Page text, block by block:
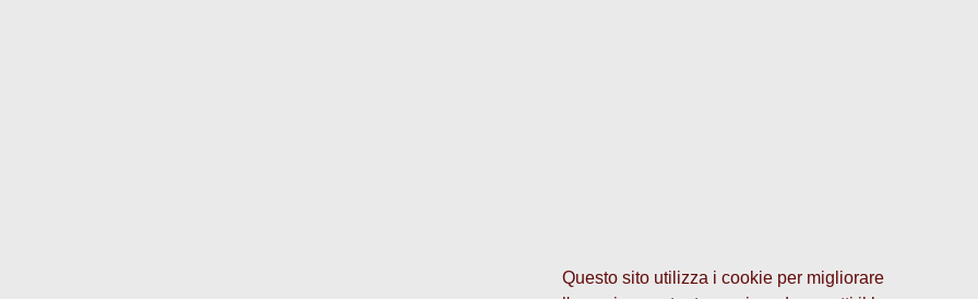
Questo sito utilizza i cookie per migliorare